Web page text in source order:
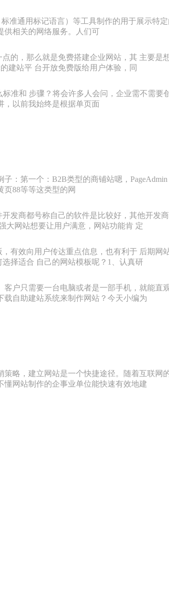
准通用标记语言）等工具制作的用于展示特
供相关的网络服务。人们可
的，那么就是免费搭建企业网站，其 主要
建站平 台开放免费版给用户体验，同
准和 步骤？将会许多人会问，企业需不需
，以前我始终是根据单页面
：第一个：B2B类型的商铺站嗯，
88等等这类型的网
发商都号称自己的软件是比较好，其他开发
大网站想要让用户满意，网站功能肯 定
有效向用户传达重点信息，也有利于 后期
择适合 自己的网站模板呢？1、认真研
户只需要一台电脑或者是一部手机，就能
自助建站系统来制作网站？今天小编为
略，建立网站是一个快捷途径。随着互联
网站制作的企事业单位能快速有效地建